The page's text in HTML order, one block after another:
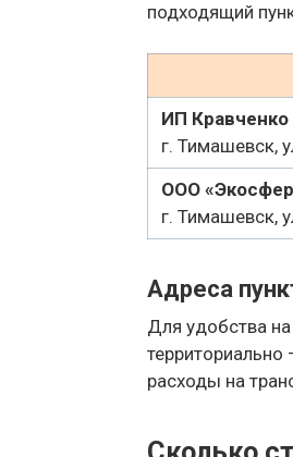
подходящий
ИП
г. Тимашевск,
ООО
г. Тимашевск,
Адреса
Для удобства
территориально
расходы на